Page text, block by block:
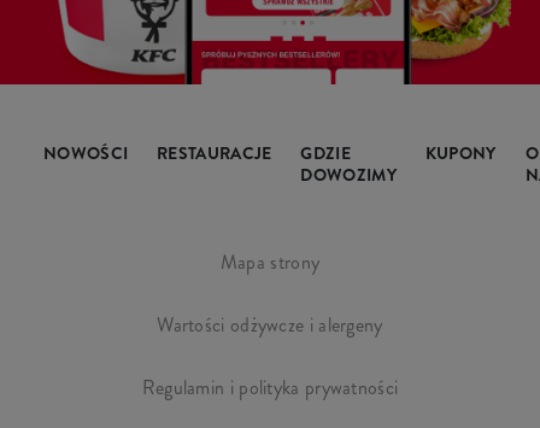
NOWOŚCI RESTAURACJE
GDZIE
DOWOZIMY
KUPONY
O
Mapa strony
Wartości odżywcze i alergeny
Regulamin i polityka prywatności